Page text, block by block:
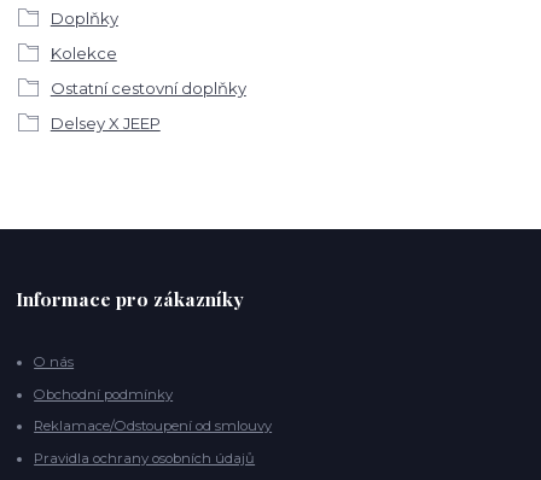
Doplňky
Kolekce
Ostatní cestovní doplňky
Delsey X JEEP
Informace pro zákazníky
O nás
Obchodní podmínky
Reklamace/Odstoupení od smlouvy
Pravidla ochrany osobních údajů